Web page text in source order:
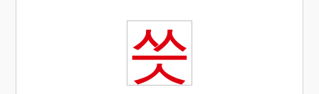
씃